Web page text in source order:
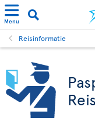
Menu
Reisinformatie